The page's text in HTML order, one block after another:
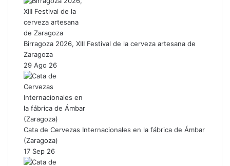
Birragoza 2026, XIII Festival de la cerveza artesana de
Zaragoza
29 Ago 26
Cata de Cervezas Internacionales en la fábrica de Ámbar
(Zaragoza)
17 Sep 26